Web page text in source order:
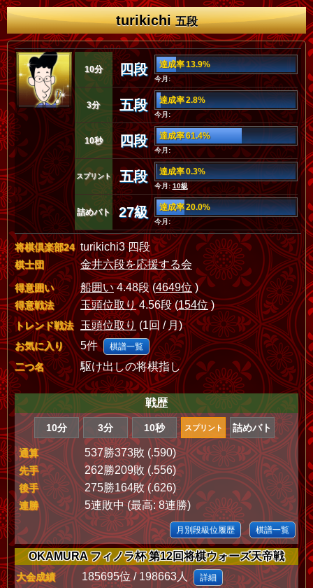
turikichi五段
10分 四段 達成率 13.9%
今月:
3分 五段 達成率 2.8%
今月:
10秒 四段 達成率 61.4%
今月:
スプリント 五段 達成率 0.3%
今月:10級
詰めバト 27級 達成率 20.0%
今月:
将棋倶楽部24 turikichi3 四段
棋士団 金井六段を応援する会
得意囲い 船囲い4.48段 (4649位)
得意戦法 玉頭位取り4.56段 (154位)
トレンド戦法 玉頭位取り (1回 / 月)
お気に入り 5件 棋譜一覧
二つ名 駆け出しの将棋指し
戦歴
10分 3分 10秒 スプリント 詰めバト
通算 537勝373敗 (.590)
先手 262勝209敗 (.556)
後手 275勝164敗 (.626)
連勝 5連敗中 (最高: 8連勝)
月別段級位履歴 棋譜一覧
OKAMURA フィノラ杯 第12回将棋ウォーズ天帝戦
大会成績 185695位 / 198663人 詳細